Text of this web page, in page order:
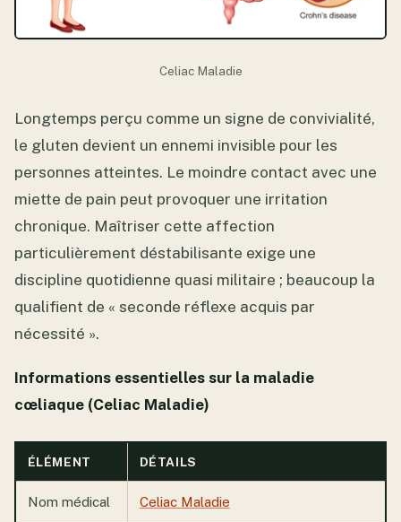
Celiac Maladie
Longtemps perçu comme un signe de convivialité,
le gluten devient un ennemi invisible pour les
personnes atteintes. Le moindre contact avec une
miette de pain peut provoquer une irritation
chronique. Maîtriser cette affection
particulièrement déstabilisante exige une
discipline quotidienne quasi militaire ; beaucoup la
qualifient de « seconde réflexe acquis par
nécessité ».
Informations essentielles sur la maladie
cœliaque (Celiac Maladie)
ÉLÉMENT DÉTAILS
Nom médical Celiac Maladie